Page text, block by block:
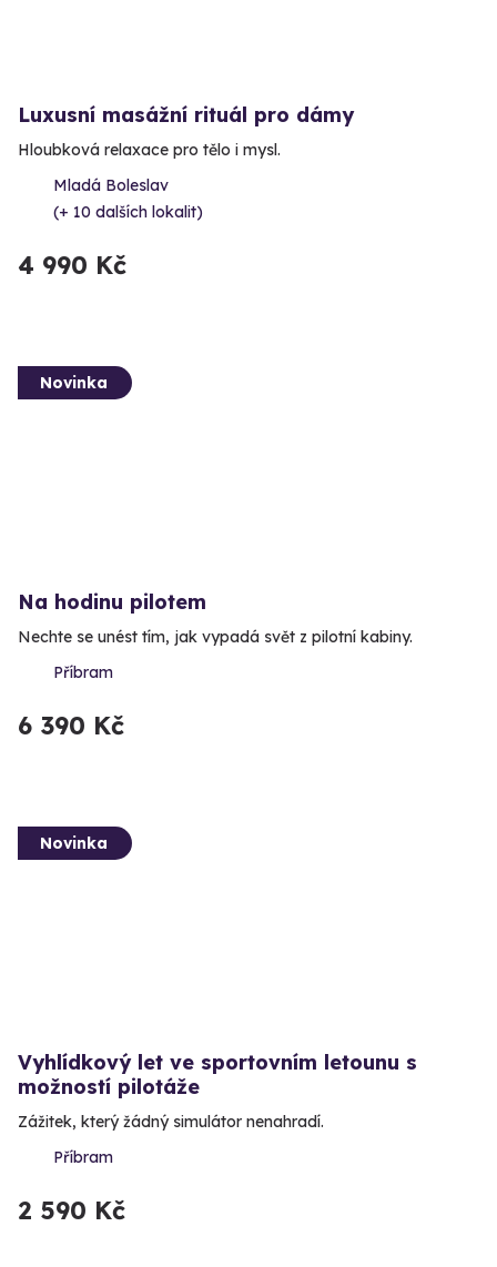
Luxusní masážní rituál pro dámy
Hloubková relaxace pro tělo i mysl.
Mladá Boleslav
(+ 10 dalších lokalit)
4 990 Kč
Novinka
Na hodinu pilotem
Nechte se unést tím, jak vypadá svět z pilotní kabiny.
Příbram
6 390 Kč
Novinka
Vyhlídkový let ve sportovním letounu s
možností pilotáže
Zážitek, který žádný simulátor nenahradí.
Příbram
2 590 Kč